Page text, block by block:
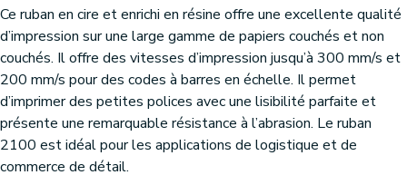
Ce ruban en cire et enrichi en résine offre une excellente qualité
d’impression sur une large gamme de papiers couchés et non
couchés. Il offre des vitesses d’impression jusqu’à 300 mm/s et
200 mm/s pour des codes à barres en échelle. Il permet
d’imprimer des petites polices avec une lisibilité parfaite et
présente une remarquable résistance à l’abrasion. Le ruban
2100 est idéal pour les applications de logistique et de
commerce de détail.